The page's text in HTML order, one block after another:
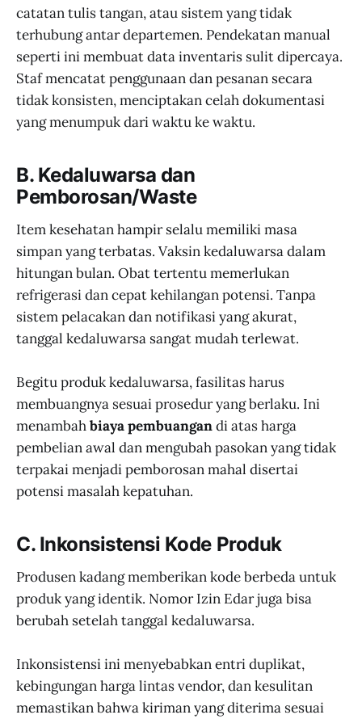
catatan tulis tangan, atau sistem yang tidak
terhubung antar departemen. Pendekatan manual
seperti ini membuat data inventaris sulit dipercaya.
Staf mencatat penggunaan dan pesanan secara
tidak konsisten, menciptakan celah dokumentasi
yang menumpuk dari waktu ke waktu.
B. Kedaluwarsa dan
Pemborosan/Waste
Item kesehatan hampir selalu memiliki masa
simpan yang terbatas. Vaksin kedaluwarsa dalam
hitungan bulan. Obat tertentu memerlukan
refrigerasi dan cepat kehilangan potensi. Tanpa
sistem pelacakan dan notifikasi yang akurat,
tanggal kedaluwarsa sangat mudah terlewat.
Begitu produk kedaluwarsa, fasilitas harus
membuangnya sesuai prosedur yang berlaku. Ini
menambahbiaya pembuangandi atas harga
pembelian awal dan mengubah pasokan yang tidak
terpakai menjadi pemborosan mahal disertai
potensi masalah kepatuhan.
C. Inkonsistensi Kode Produk
Produsen kadang memberikan kode berbeda untuk
produk yang identik. Nomor Izin Edar juga bisa
berubah setelah tanggal kedaluwarsa.
Inkonsistensi ini menyebabkan entri duplikat,
kebingungan harga lintas vendor, dan kesulitan
memastikan bahwa kiriman yang diterima sesuai